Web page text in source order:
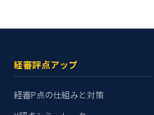
経審評点アップ
経審P点の仕組みと対策